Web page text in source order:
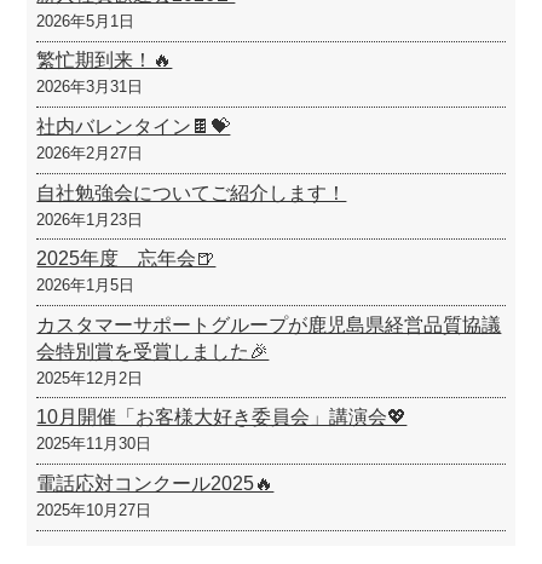
2026年5月1日
繁忙期到来！🔥
2026年3月31日
社内バレンタイン🍫💝
2026年2月27日
自社勉強会についてご紹介します！
2026年1月23日
2025年度 忘年会🍺
2026年1月5日
カスタマーサポートグループが鹿児島県経営品質協議
会特別賞を受賞しました🎉
2025年12月2日
10月開催「お客様大好き委員会」講演会💖
2025年11月30日
電話応対コンクール2025🔥
2025年10月27日